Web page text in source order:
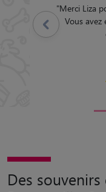
"Merci Liza
Vous avez
Précédent
Des